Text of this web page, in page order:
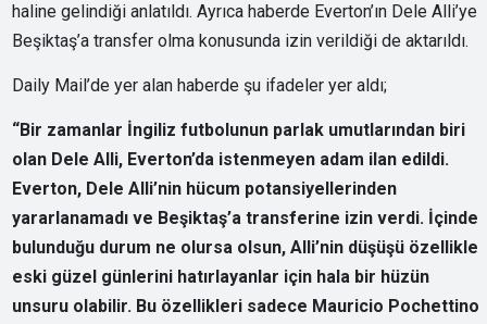
haline gelindiği anlatıldı. Ayrıca haberde Everton’ın Dele Alli’ye
Beşiktaş’a transfer olma konusunda izin verildiği de aktarıldı.
Daily Mail’de yer alan haberde şu ifadeler yer aldı;
“Bir zamanlar İngiliz futbolunun parlak umutlarından biri
olan Dele Alli, Everton’da istenmeyen adam ilan edildi.
Everton, Dele Alli’nin hücum potansiyellerinden
yararlanamadı ve Beşiktaş’a transferine izin verdi. İçinde
bulunduğu durum ne olursa olsun, Alli’nin düşüşü özellikle
eski güzel günlerini hatırlayanlar için hala bir hüzün
unsuru olabilir. Bu özellikleri sadece Mauricio Pochettino